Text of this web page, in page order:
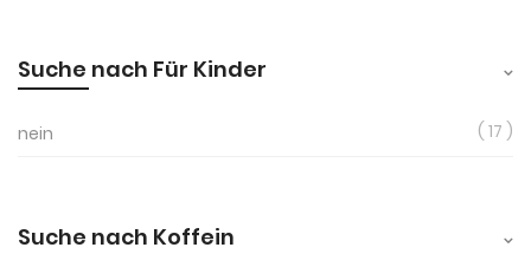
Suche nach Für Kinder
nein 17
Suche nach Koffein